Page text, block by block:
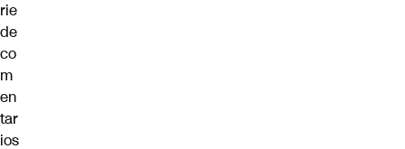
rie
de
co
m
en
tar
ios